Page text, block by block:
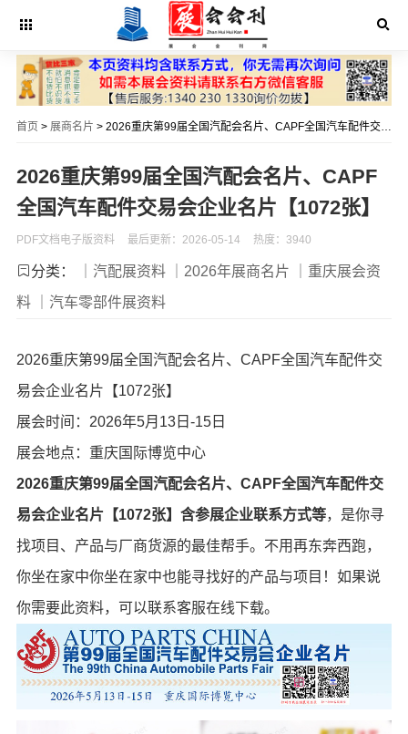
首页 > 展商名片 > 2026重庆第99届全国汽配会名片、CAPF全国汽车配件交易会企业名片【1072张】
2026重庆第99届全国汽配会名片、CAPF
全国汽车配件交易会企业名片【1072张】
PDF文档电子版资料 最后更新：2026-05-14 热度：3940
分类： ｜汽配展资料 ｜2026年展商名片
｜重庆展会资
料
｜汽车零部件展资料
2026重庆第99届全国汽配会名片、CAPF全国汽车配件交
易会企业名片【1072张】
展会时间：2026年5月13日-15日
展会地点：重庆国际博览中心
2026重庆第99届全国汽配会名片、CAPF全国汽车配件交
易会企业名片【1072张】含参展企业联系方式等，是你寻
找项目、产品与厂商货源的最佳帮手。不用再东奔西跑，
你坐在家中你坐在家中也能寻找好的产品与项目！如果说
你需要此资料，可以联系客服在线下载。